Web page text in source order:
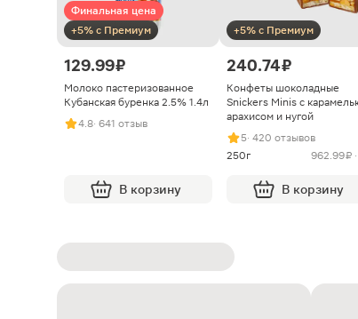
Финальная цена
+5% с Премиум
129.99 ₽
Молоко пастеризованное
Кубанская буренка 2.5% 1.4л
4.8· 641 отзыв
В корзину
+5% с Премиум
240.74 ₽
Конфеты шоколадные
Snickers Minis с
арахисом и нугой
5· 420 отзывов
250г
962.99 ₽ ·
В корзину